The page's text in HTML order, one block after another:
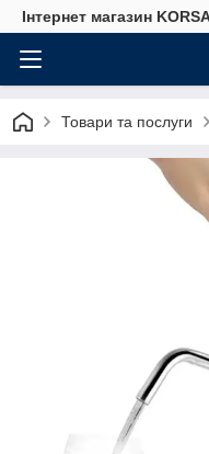
Iнтернет магазин
Товари та послуги